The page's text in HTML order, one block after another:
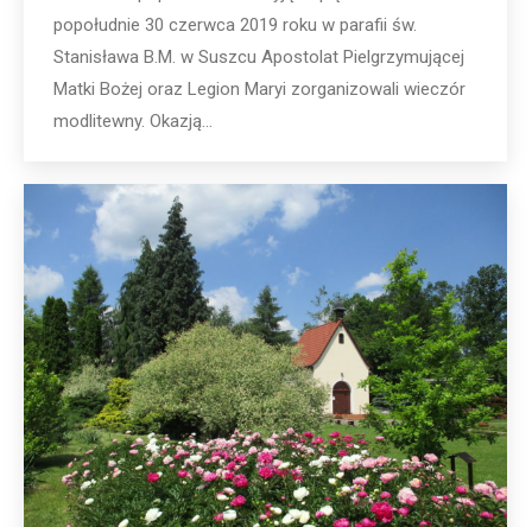
popołudnie 30 czerwca 2019 roku w parafii św.
Stanisława B.M. w Suszcu Apostolat Pielgrzymującej
Matki Bożej oraz Legion Maryi zorganizowali wieczór
modlitewny. Okazją…